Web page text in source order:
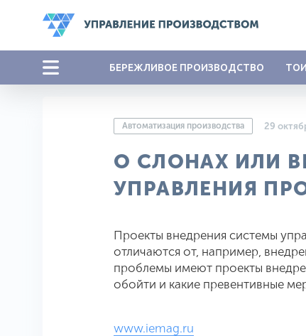
БЕРЕЖЛИВОЕ ПРОИЗВОДСТВО
Автоматизация производства 29
О СЛОНАХ ИЛИ
УПРАВЛЕНИЯ
Проекты внедрения системы
отличаются от, например,
проблемы имеют проекты
обойти и какие превентивные
www.iemag.ru